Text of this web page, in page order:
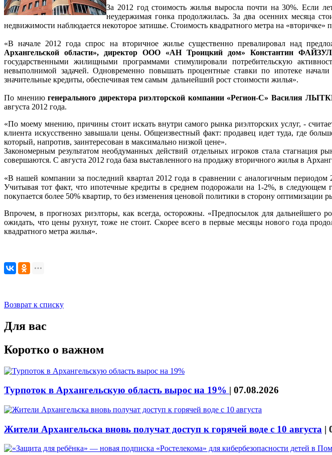
За 2012 год стоимость жилья выросла почти на 30%. Если
неудержимая гонка продолжилась. За два осенних месяца
недвижимости наблюдается некоторое затишье. Стоимость квадратного метра на «вторичке»
«В начале 2012 года спрос на вторичное жилье существенно превалировал над
Архангельской области», директор ООО «АН Троицкий дом» Константин
государственными жилищными программами стимулировали потребительскую
невыполнимой задачей. Одновременно повышать процентные ставки по ипотеке
значительные кредиты, обеспечивая тем самым дальнейший рост стоимости жилья».
По мнениюгенерального директора риэлторской компании «Регион-С» Василия
августа 2012 года.
«По моему мнению, причины стоит искать внутри самого рынка риэлторских услуг, -
клиента искусственно завышали цены. Общеизвестный факт: продавец идет туда, где
который, напротив, заинтересован в максимально низкой цене».
Закономерным результатом необдуманных действий отдельных игроков стала стагнация
совершаются. С августа 2012 года база выставленного на продажу вторичного жилья в
«В нашей компании за последний квартал 2012 года в сравнении с аналогичным
Учитывая тот факт, что ипотечные кредиты в среднем подорожали на 1-2%, в следующем
покупается более 50% квартир, то без изменения ценовой политики в сторону
Впрочем, в прогнозах риэлторы, как всегда, осторожны. «Предпосылок для
ожидать, что цены рухнут, тоже не стоит. Скорее всего в первые месяцы нового года
квадратного метра жилья».
Возврат к списку
Для вас
Коротко о важном
Турпоток в Архангельскую область вырос на 19% | 07.08.2026
Жители Архангельска вновь получат доступ к горячей воде с 10 августа |